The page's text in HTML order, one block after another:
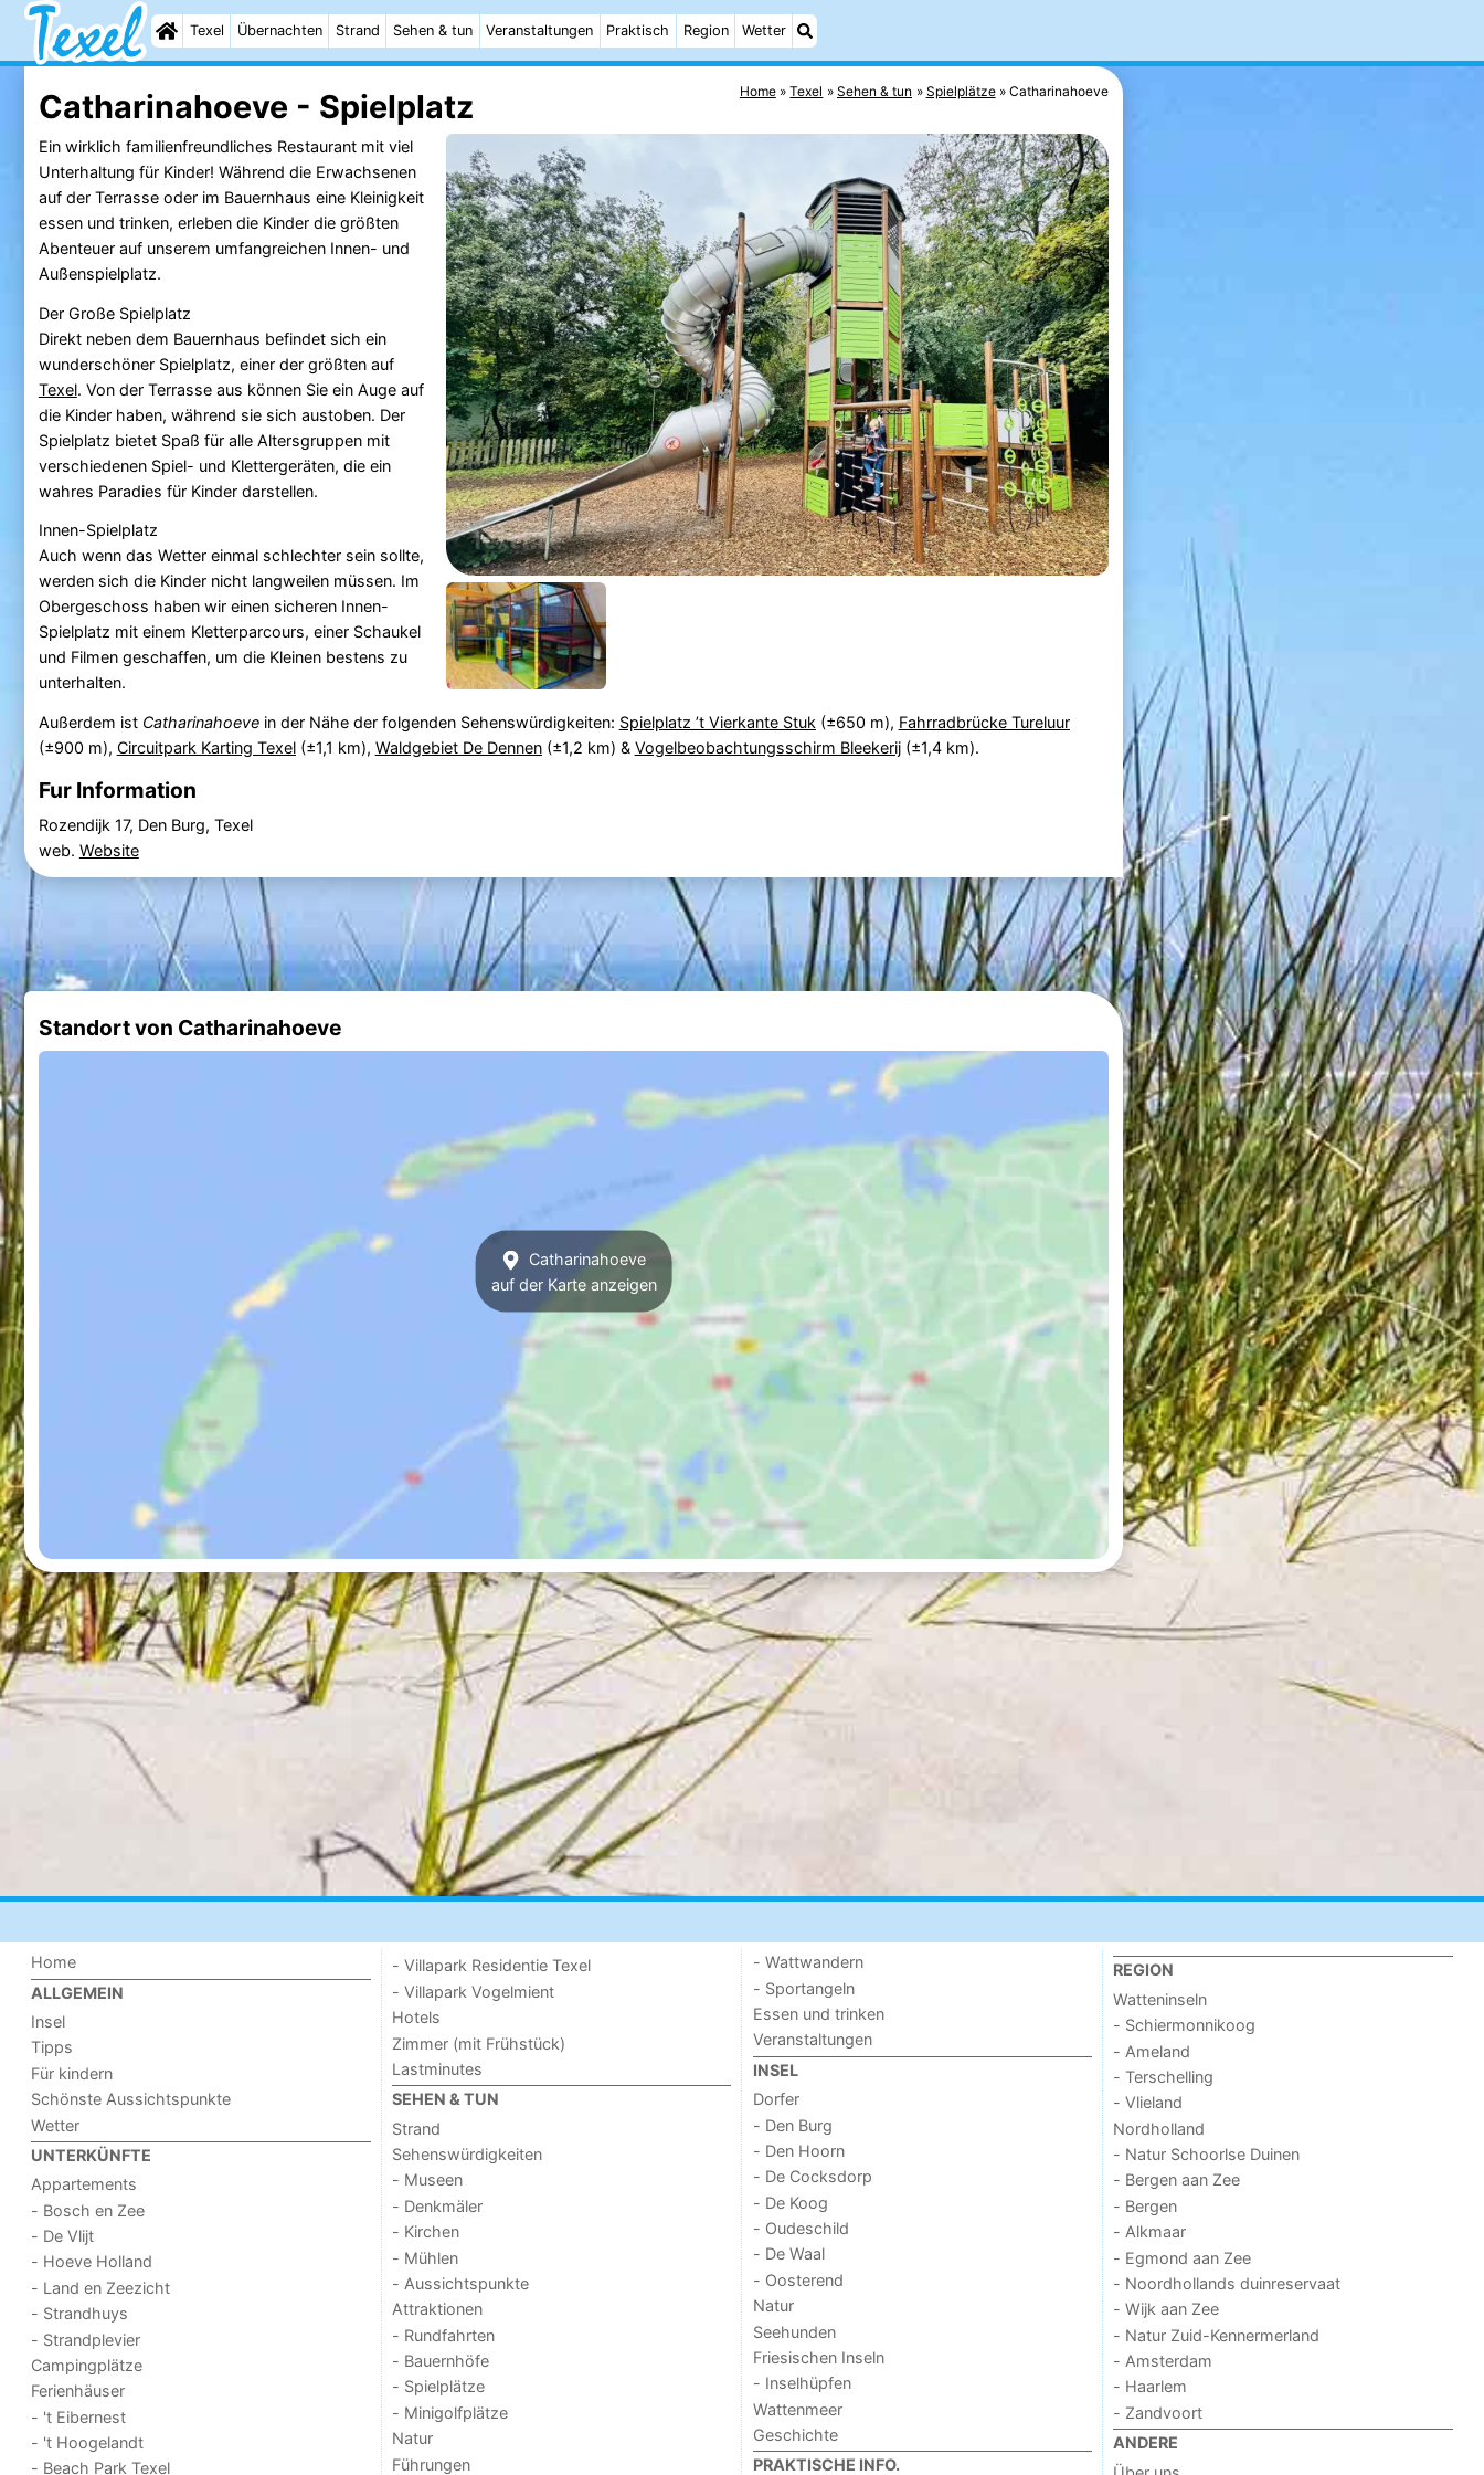
Texel Übernachten Strand Sehen & tun Veranstaltungen Praktisch Region Wetter
Home Texel Sehen & tun Spielplätze Catharinahoeve
Catharinahoeve - Spielplatz
Ein wirklich familienfreundliches Restaurant mit viel
Unterhaltung für Kinder! Während die Erwachsenen
auf der Terrasse oder im Bauernhaus eine Kleinigkeit
essen und trinken, erleben die Kinder die größten
Abenteuer auf unserem umfangreichen Innen- und
Außenspielplatz.
Der Große Spielplatz
Direkt neben dem Bauernhaus befindet sich ein
wunderschöner Spielplatz, einer der größten auf
Texel. Von der Terrasse aus können Sie ein Auge auf
die Kinder haben, während sie sich austoben. Der
Spielplatz bietet Spaß für alle Altersgruppen mit
verschiedenen Spiel- und Klettergeräten, die ein
wahres Paradies für Kinder darstellen.
Innen-Spielplatz
Auch wenn das Wetter einmal schlechter sein sollte,
werden sich die Kinder nicht langweilen müssen. Im
Obergeschoss haben wir einen sicheren Innen-
Spielplatz mit einem Kletterparcours, einer Schaukel
und Filmen geschaffen, um die Kleinen bestens zu
unterhalten.
Außerdem ist Catharinahoevein der Nähe der folgenden Sehenswürdigkeiten: Spielplatz ’t Vierkante Stuk (±650 m), Fahrradbrücke Tureluur
(±900 m), Circuitpark Karting Texel(±1,1 km), Waldgebiet De Dennen(±1,2 km) & Vogelbeobachtungsschirm Bleekerij(±1,4 km).
Fur Information
Rozendijk 17, Den Burg, Texel
web. Website
Standort von Catharinahoeve
Catharinahoeve
auf der Karte anzeigen
Home
ALLGEMEIN
Insel
Tipps
Für kindern
Schönste Aussichtspunkte
Wetter
UNTERKÜNFTE
Appartements
- Bosch en Zee
- De Vlijt
- Hoeve Holland
- Land en Zeezicht
- Strandhuys
- Strandplevier
Campingplätze
Ferienhäuser
- 't Eibernest
- 't Hoogelandt
- Beach Park Texel
- Villapark Residentie Texel
- Villapark Vogelmient
Hotels
Zimmer (mit Frühstück)
Lastminutes
SEHEN & TUN
Strand
Sehenswürdigkeiten
- Museen
- Denkmäler
- Kirchen
- Mühlen
- Aussichtspunkte
Attraktionen
- Rundfahrten
- Bauernhöfe
- Spielplätze
- Minigolfplätze
Natur
Führungen
- Wattwandern
- Sportangeln
Essen und trinken
Veranstaltungen
INSEL
Dorfer
- Den Burg
- Den Hoorn
- De Cocksdorp
- De Koog
- Oudeschild
- De Waal
- Oosterend
Natur
Seehunden
Friesischen Inseln
- Inselhüpfen
Wattenmeer
Geschichte
PRAKTISCHE INFO.
REGION
Watteninseln
- Schiermonnikoog
- Ameland
- Terschelling
- Vlieland
Nordholland
- Natur Schoorlse Duinen
- Bergen aan Zee
- Bergen
- Alkmaar
- Egmond aan Zee
- Noordhollands duinreservaat
- Wijk aan Zee
- Natur Zuid-Kennermerland
- Amsterdam
- Haarlem
- Zandvoort
ANDERE